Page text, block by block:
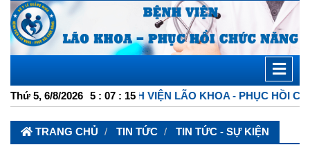
Thứ 5, 6/8/2026 5 : 07 : 16
HỢP BỆNH VIỆN LÃO KHOA - PHỤC HỒI CHỨC NĂNG
TRANG CHỦ TIN TỨC TIN TỨC - SỰ KIỆN